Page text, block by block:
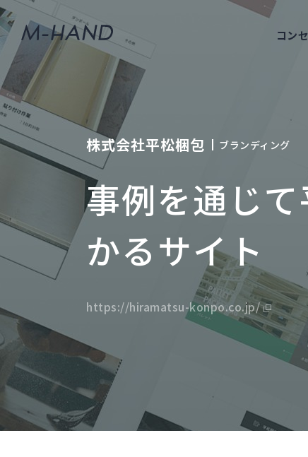
コン
株式会社平松梱包 ブランディング
事例を通じ
かるサイト
https://hiramatsu-konpo.co.jp/